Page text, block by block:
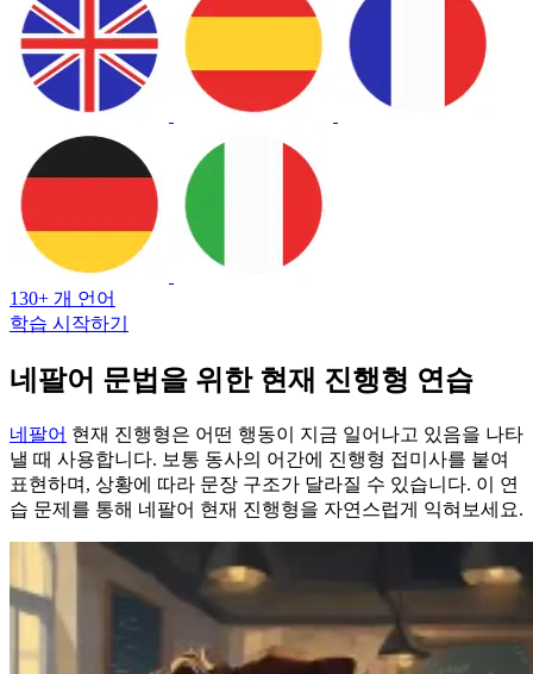
130+ 개 언어
학습 시작하기
네팔어 문법을 위한 현재 진행형 연습
네팔어 현재 진행형은 어떤 행동이 지금 일어나고 있음을 나타
낼 때 사용합니다. 보통 동사의 어간에 진행형 접미사를 붙여
표현하며, 상황에 따라 문장 구조가 달라질 수 있습니다. 이 연
습 문제를 통해 네팔어 현재 진행형을 자연스럽게 익혀보세요.